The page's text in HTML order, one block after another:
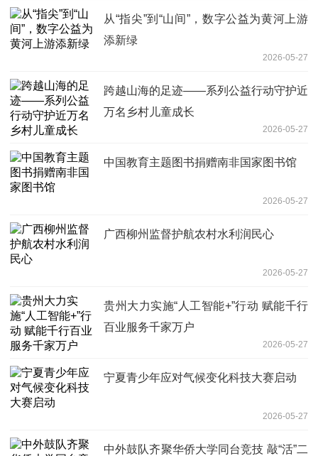
从“指尖”到“山间”，数字公益为黄河上游
添新绿
2026-05-27
跨越山海的足迹——系列公益行动守护近
万名乡村儿童成长
2026-05-27
中国教育主题图书捐赠南非国家图书馆
2026-05-27
广西柳州监督护航农村水利润民心
2026-05-27
贵州大力实施“人工智能+”行动 赋能千行
百业服务千家万户
2026-05-27
宁夏青少年应对气候变化科技大赛启动
2026-05-27
中外鼓队齐聚华侨大学同台竞技 敲“活”二